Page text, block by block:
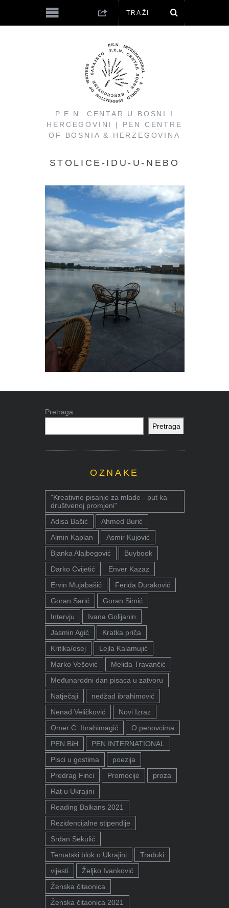
P.E.N. CENTAR U BOSNI I
HERCEGOVINI | PEN CENTRE
OF BOSNIA & HERZEGOVINA
STOLICE-IDU-U-NEBO
Pretraga
Pretraga
OZNAKE
"Kreativno pisanje za mlade - put ka
društvenoj promjeni"
Adisa Bašić
Ahmed Burić
Almin Kaplan
Asmir Kujović
Bjanka Alajbegović
Buybook
Darko Cvijetić
Enver Kazaz
Ervin Mujabašić
Ferida Duraković
Goran Sarić
Goran Simić
Intervju
Ivana Golijanin
Jasmin Agić
Kratka priča
Kritika/esej
Lejla Kalamujić
Marko Vešović
Melida Travančić
Međunarodni dan pisaca u zatvoru
Natječaji
nedžad ibrahimović
Nenad Veličković
Novi Izraz
Omer Ć. Ibrahimagić
O penovcima
PEN BiH
PEN INTERNATIONAL
Pisci u gostima
poezija
Predrag Finci
Promocije
proza
Rat u Ukrajini
Reading Balkans 2021
Rezidencijalne stipendije
Srđan Sekulić
Tematski blok o Ukrajini
Traduki
vijesti
Željko Ivanković
Ženska čitaonica
Ženska čitaonica 2021